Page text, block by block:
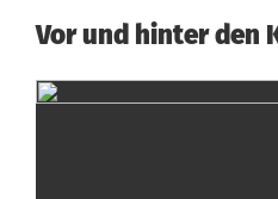
I
G
O
Vor und hinter den